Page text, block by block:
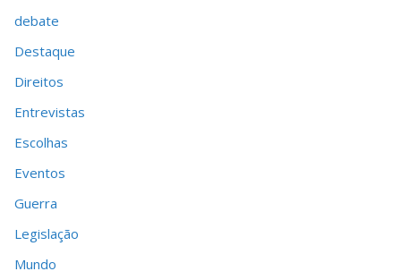
debate
Destaque
Direitos
Entrevistas
Escolhas
Eventos
Guerra
Legislação
Mundo